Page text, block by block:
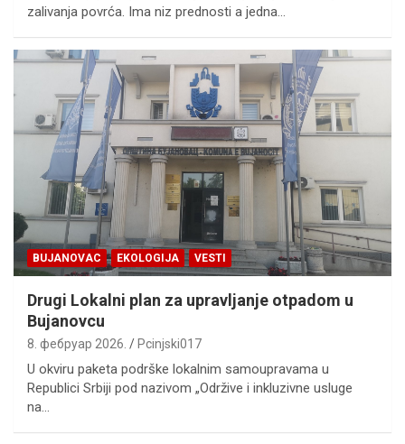
zalivanja povrća. Ima niz prednosti a jedna…
BUJANOVAC EKOLOGIJA VESTI
Drugi Lokalni plan za upravljanje otpadom u
Bujanovcu
8. фебруар 2026. Pcinjski017
U okviru paketa podrške lokalnim samoupravama u
Republici Srbiji pod nazivom „Održive i inkluzivne usluge
na…